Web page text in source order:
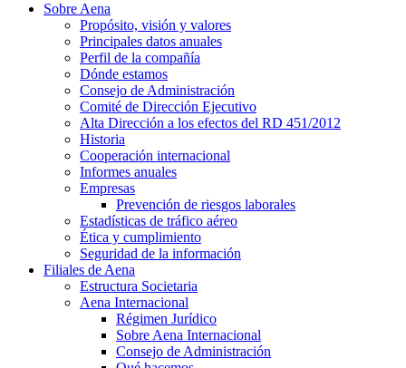
Sobre Aena
Propósito, visión y valores
Principales datos anuales
Perfil de la compañía
Dónde estamos
Consejo de Administración
Comité de Dirección Ejecutivo
Alta Dirección a los efectos del RD 451/2012
Historia
Cooperación internacional
Informes anuales
Empresas
Prevención de riesgos laborales
Estadísticas de tráfico aéreo
Ética y cumplimiento
Seguridad de la información
Filiales de Aena
Estructura Societaria
Aena Internacional
Régimen Jurídico
Sobre Aena Internacional
Consejo de Administración